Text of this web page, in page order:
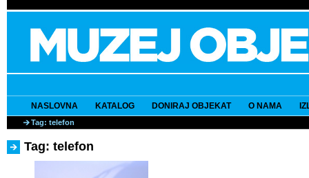
NASLOVNA KATALOG DONIRAJ OBJEKAT O NAMA
Tag: telefon
Tag: telefon